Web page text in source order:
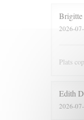
Brigitte
2026-
Plats
Edith D
2026-